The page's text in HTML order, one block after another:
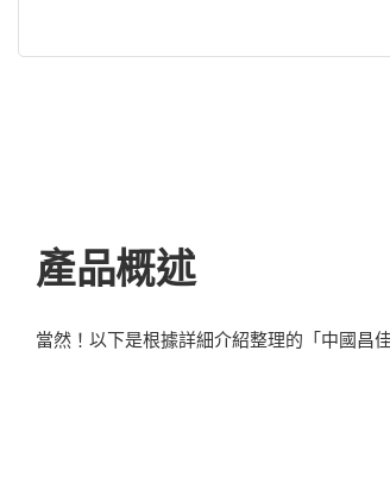
產品概述
當然！以下是根據詳細介紹整理的「中國昌